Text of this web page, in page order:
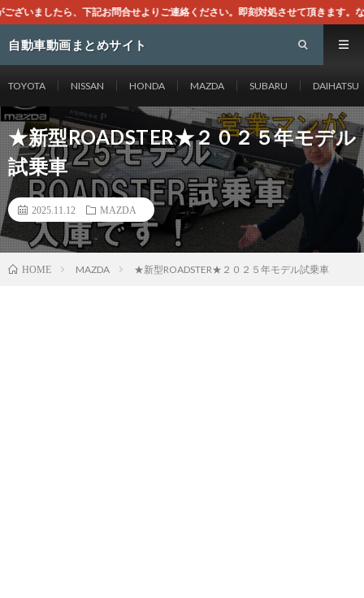
りご連絡ください。即刻対処させて頂きます。なお、同サイトはGoogleアド
自動車動画まとめサイト
TOYOTA NISSAN HONDA MAZDA SUBARU DAIHATSU
★新型ROADSTER★２０２５年モデル
試乗車
2025.11.12 MAZDA
HOME MAZDA ★新型ROADSTER★２０２５年モデル試乗車